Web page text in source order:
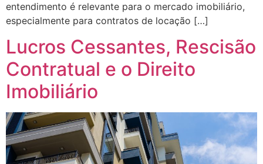
entendimento é relevante para o mercado imobiliário,
especialmente para contratos de locação […]
Lucros Cessantes, Rescisão
Contratual e o Direito
Imobiliário